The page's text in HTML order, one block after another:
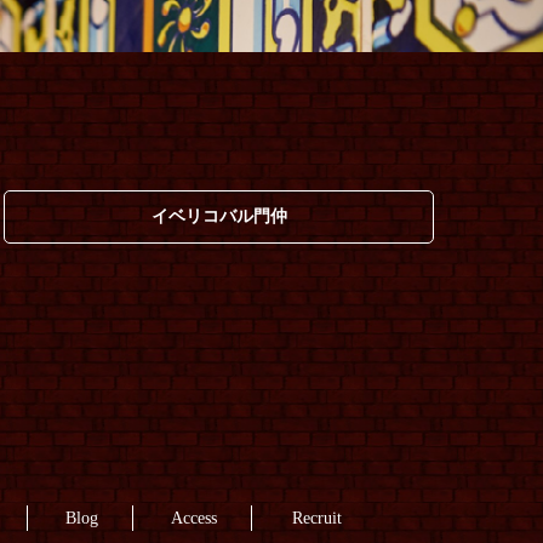
イベリコバル門仲
Blog Access Recruit